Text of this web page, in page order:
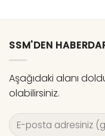
SSM'DEN
Aşağıdaki alanı
olabilirsiniz.